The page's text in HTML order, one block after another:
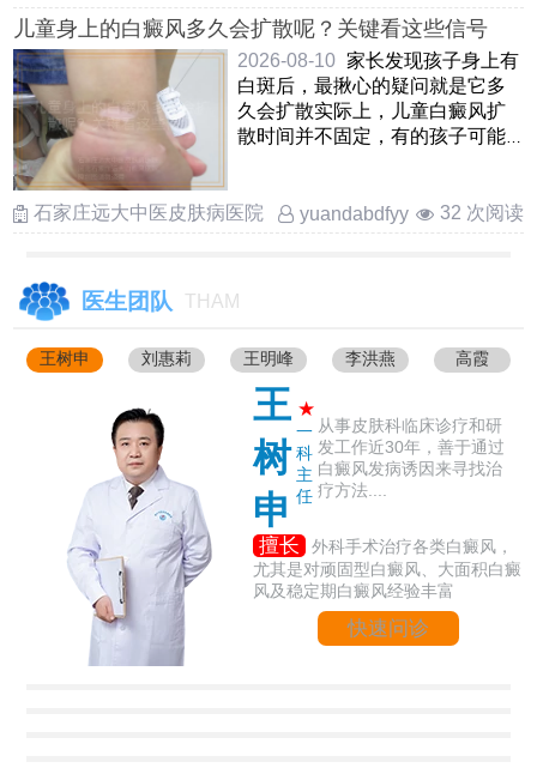
儿童身上的白癜风多久会扩散呢？关键看这些信号
2026-08-10 家长发现孩子身上有
白斑后，最揪心的疑问就是它多
久会扩散实际上，儿童白癜风扩
散时间并不固定，有的孩子可能
石家庄远大中医皮肤病医院 yuandabdfyy 32 次阅读
医生团队 THAM
王树申 刘惠莉 王明峰 李洪燕 高霞
王
树
申
★
一
科
主
任
从事皮肤科临床诊疗和研
发工作近30年，善于通过
白癜风发病诱因来寻找治
疗方法....
擅长
外科手术治疗各类白癜风，
尤其是对顽固型白癜风、大面积白癜
风及稳定期白癜风经验丰富
快速问诊